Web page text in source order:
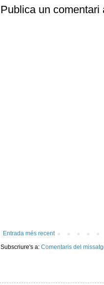
Publica un comentari
Entrada més recent
Subscriure's a: Comentaris del